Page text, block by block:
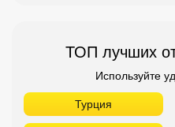
ТОП лучших
Используйте
Турция